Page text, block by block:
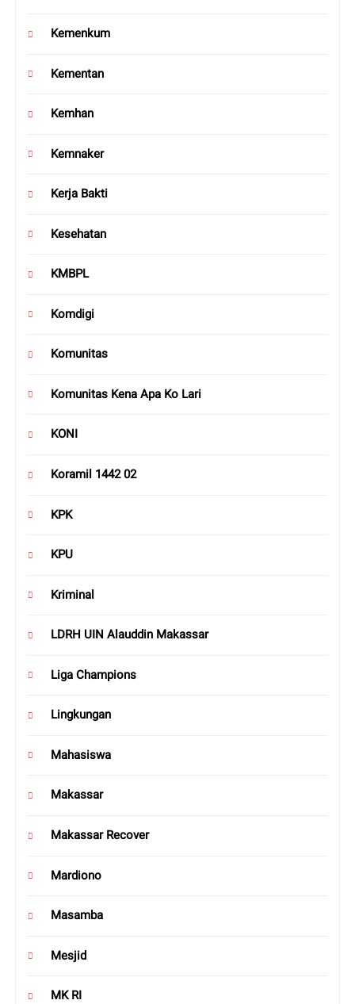
Kemenkum
Kementan
Kemhan
Kemnaker
Kerja Bakti
Kesehatan
KMBPL
Komdigi
Komunitas
Komunitas Kena Apa Ko Lari
KONI
Koramil 1442 02
KPK
KPU
Kriminal
LDRH UIN Alauddin Makassar
Liga Champions
Lingkungan
Mahasiswa
Makassar
Makassar Recover
Mardiono
Masamba
Mesjid
MK RI